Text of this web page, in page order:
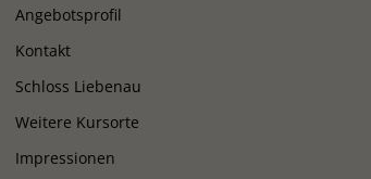
Angebotsprofil
Kontakt
Schloss Liebenau
Weitere Kursorte
Impressionen